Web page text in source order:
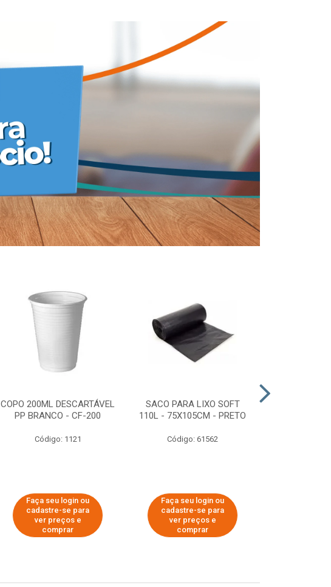
COPO 200ML DESCARTÁVEL
PP BRANCO - CF-200
Código: 1121
Faça seu login ou
cadastre-se para
ver preços e
comprar
SACO PARA LIXO SOFT
110L - 75X105CM - PRETO
Código: 61562
Faça seu login ou
cadastre-se para
ver preços e
comprar